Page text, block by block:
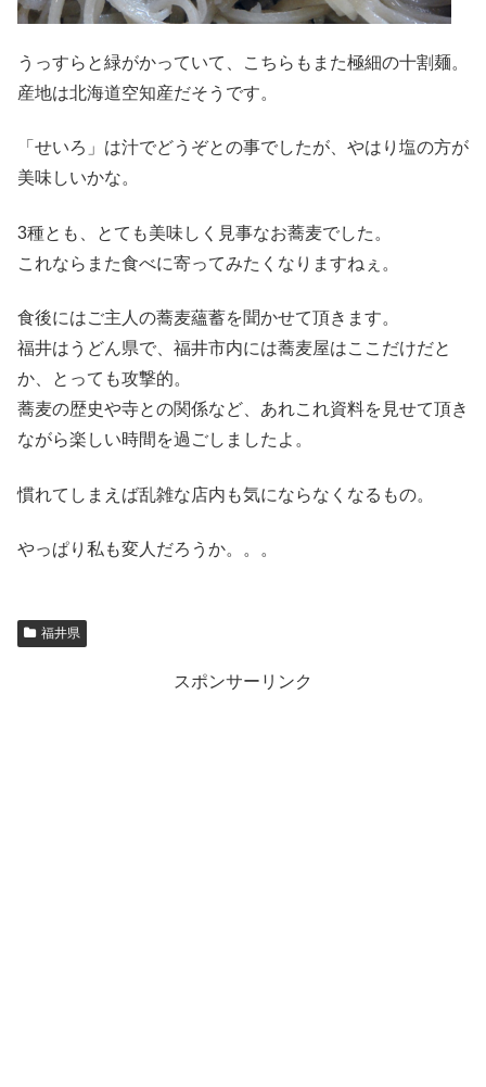
うっすらと緑がかっていて、こちらもまた極細の十割麺。
産地は北海道空知産だそうです。
「せいろ」は汁でどうぞとの事でしたが、やはり塩の方が
美味しいかな。
3種とも、とても美味しく見事なお蕎麦でした。
これならまた食べに寄ってみたくなりますねぇ。
食後にはご主人の蕎麦蘊蓄を聞かせて頂きます。
福井はうどん県で、福井市内には蕎麦屋はここだけだと
か、とっても攻撃的。
蕎麦の歴史や寺との関係など、あれこれ資料を見せて頂き
ながら楽しい時間を過ごしましたよ。
慣れてしまえば乱雑な店内も気にならなくなるもの。
やっぱり私も変人だろうか。。。
福井県
スポンサーリンク